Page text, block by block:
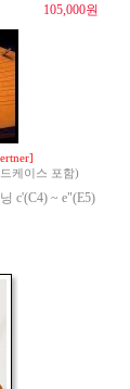
105,000원
케이스 포함)
c'(C4) ~ e"(E5)